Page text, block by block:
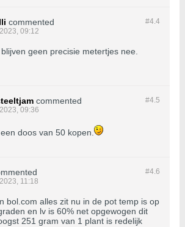
#4.4
commented
09:12
geen precisie metertjes nee.
#4.5
commented
09:36
doos van 50 kopen.
#4.6
11:18
bol.com alles zit nu in de pot temp is op
en lv is 60% net opgewogen dit
251 gram van 1 plant is redelijk